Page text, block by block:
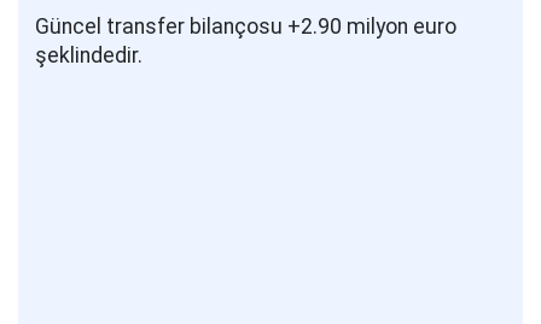
Güncel transfer bilançosu +2.90 milyon euro
şeklindedir.